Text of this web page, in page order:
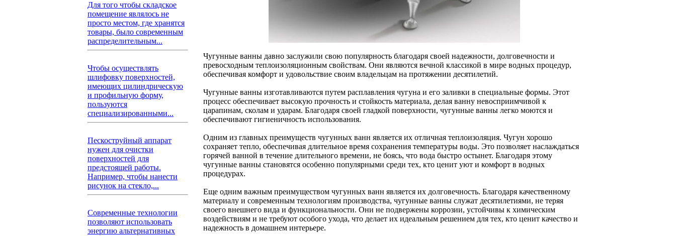
Для того чтобы складское
помещение являлось не
просто местом, где хранятся
товары, было современным
распределительным...
Чтобы осуществлять
шлифовку поверхностей,
имеющих цилиндрическую
и профильную форму,
пользуются
специализированными...
Пескоструйный аппарат
нужен для очистки
поверхностей для
предстоящей работы.
Например, чтобы нанести
рисунок на стекло,...
Современные технологии
позволяют использовать
энергию альтернативных
Чугунные ванны давно заслужили свою популярность благодаря своей надежности, долговечности и
превосходным теплоизоляционным свойствам. Они являются вечной классикой в мире водных процедур,
обеспечивая комфорт и удовольствие своим владельцам на протяжении десятилетий.
Чугунные ванны изготавливаются путем расплавления чугуна и его заливки в специальные формы. Этот
процесс обеспечивает высокую прочность и стойкость материала, делая ванну невосприимчивой к
царапинам, сколам и ударам. Благодаря своей гладкой поверхности, чугунные ванны легко моются и
обеспечивают гигиеничность использования.
Одним из главных преимуществ чугунных ванн является их отличная теплоизоляция. Чугун хорошо
сохраняет тепло, обеспечивая длительное время сохранения температуры воды. Это позволяет наслаждаться
горячей ванной в течение длительного времени, не боясь, что вода быстро остынет. Благодаря этому
чугунные ванны становятся особенно популярными среди тех, кто ценит уют и комфорт в водных
процедурах.
Еще одним важным преимуществом чугунных ванн является их долговечность. Благодаря качественному
материалу и современным технологиям производства, чугунные ванны служат десятилетиями, не теряя
своего внешнего вида и функциональности. Они не подвержены коррозии, устойчивы к химическим
воздействиям и не требуют особого ухода, что делает их идеальным решением для тех, кто ценит качество и
надежность в домашнем интерьере.